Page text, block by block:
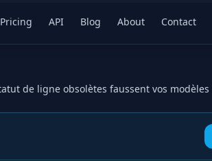
Pricing API Blog About Contact